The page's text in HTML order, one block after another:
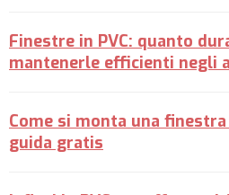
Finestre in PVC: quanto
mantenerle efficienti negli
Come si monta una finestra
guida gratis